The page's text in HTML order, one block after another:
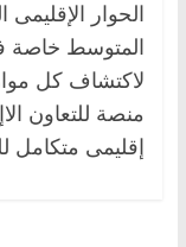
الحوار
المتوسط خاصة
لاكتشاف كل
منصة للتعاون
إقليمى متكامل